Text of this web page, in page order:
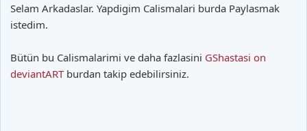
n
h
Selam Arkadaslar. Yapdigim Calismalari burda Paylasmak
istedim.
Bütün bu Calismalarimi ve daha fazlasini GShastasi on
deviantARTburdan takip edebilirsiniz.